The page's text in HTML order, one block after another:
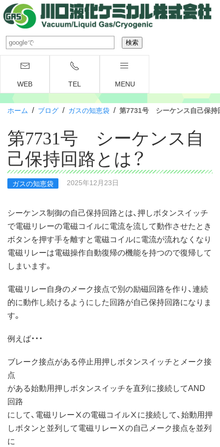
WEB TEL MENU
ホーム / ブログ / ガスの知恵袋 / 第7731号 シーケンス自己保持
第7731号 シーケンス自
己保持回路とは？
ガスの知恵袋 2025年12月23日
シーケンス制御の自己保持回路とは、押しボタンスイッチ
で電磁リレーの電磁コイルに電流を流して動作させたとき
ボタンを押す手を離すと電磁コイルに電流が流れなくなり
電磁リレーは電磁操作自動復帰の機能を持つので復帰して
しまいます。
電磁リレー自身のメーク接点で別の励磁回路を作り、連続
的に動作し続けるようにした回路が自己保持回路になりま
す。
例えば・・・
ブレーク接点がある停止用押しボタンスイッチとメーク接
点
がある始動用押しボタンスイッチを直列に接続してAND
回路
にして、電磁リレーⅩの電磁コイルⅩに接続して、始動用押
しボタンと並列して電磁リレーⅩの自己メーク接点を並列
に